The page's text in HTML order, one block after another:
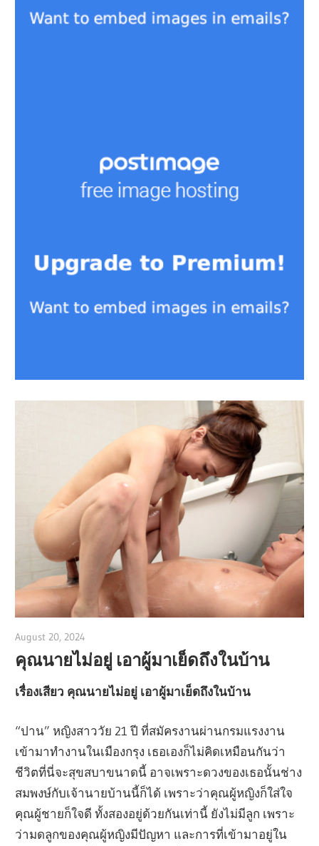
August 20, 2024
คุณนายไม่อยู่ เอาผู้มาเย็ดถึงในบ้าน
เรื่องเสียว คุณนายไม่อยู่ เอาผู้มาเย็ดถึงในบ้าน
“ปาน” หญิงสาววัย 21 ปี ที่สมัครงานผ่านกรมแรงงาน
เข้ามาทำงานในเมืองกรุง เธอเองก็ไม่คิดเหมือนกันว่า
ชีวิตที่นี่จะสุขสบาขนาดนี้ อาจเพราะดวงของเธอนั้นช่าง
สมพงษ์กับเจ้านายบ้านนี้ก็ได้ เพราะว่าคุณผู้หญิงก็ใส่ใจ
คุณผู้ชายก็ใจดี ทั้งสองอยู่ด้วยกันเท่านี้ ยังไม่มีลูก เพราะ
ว่ามดลูกของคุณผู้หญิงมีปัญหา และการที่เข้ามาอยู่ใน